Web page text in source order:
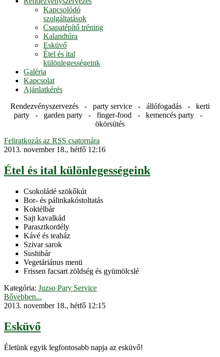
Kapcsolódó
szolgáltatások
Csapatépítő tréning
Kalandtúra
Esküvő
Étel és ital
különlegességeink
Galéria
Kapcsolat
Ajánlatkérés
Rendezvényszervezés - party service - állófogadás - kerti
party - garden party - finger-food - kemencés party -
ökörsütés
Feliratkozás az RSS csatornára
2013. november 18., hétfő 12:16
Étel és ital különlegességeink
Csokoládé szökőkút
Bor- és pálinkakóstoltatás
Koktélbár
Sajt kavalkád
Parasztkordély
Kávé és teaház
Szivar sarok
Sushibár
Vegetáriánus menü
Frissen facsart zöldség és gyümölcslé
Kategória: Juzso Pary Service
Bővebben...
2013. november 18., hétfő 12:15
Esküvő
Életünk egyik legfontosabb napja az esküvő!